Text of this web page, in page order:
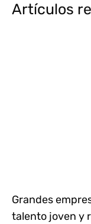
Artículos
Grandes
talento joven y